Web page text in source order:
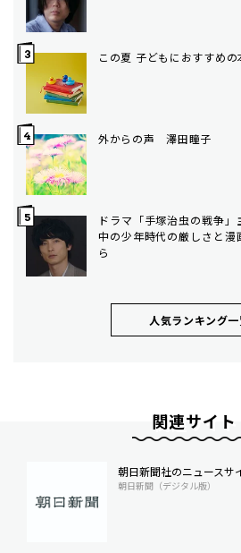
この夏 子どもにおすすめの
外からの声 澤田瞳子
ドラマ「手塚治虫の戦争
中の少年時代の厳しさと
ら
人気ランキング
関連サイト
朝日新聞社のニュースサ
朝日新聞（デジタル版）